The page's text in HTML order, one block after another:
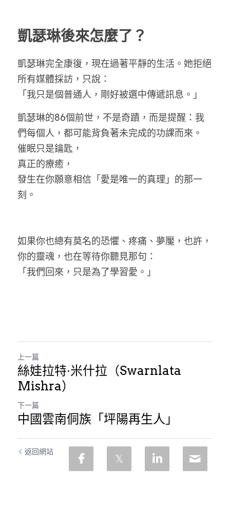
凱瑟琳後來怎麼了？
凱瑟琳完全康復，現在過著平靜的生活。她拒絕
所有媒體採訪，只說：
「我只是個普通人，剛好被選中傳遞訊息。」
凱瑟琳的86個前世，不是奇蹟，而是提醒：我
們每個人，都可能背負著未完成的功課而來。
催眠只是鑰匙，
真正的療癒，
發生在你願意相信「愛是唯一的真理」的那一
刻。
如果你也總有莫名的恐懼、疼痛、夢魘，也許，
你的靈魂，也在等待你聽見那句：
「我們回來，只是為了學習愛。」
上一篇
絲娃拉特·米什拉（Swarnlata
Mishra）
下一篇
中國雲南侗族「坪陽再生人」
返回網站